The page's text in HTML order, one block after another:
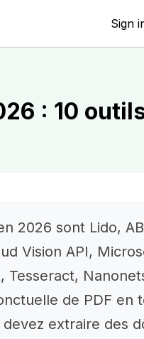
Sign
: 10
2026 sont Lido,
Vision API,
Tesseract,
de PDF en
extraire des